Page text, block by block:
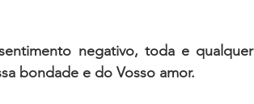
negativo, toda e qualquer
bondade e do Vosso amor.